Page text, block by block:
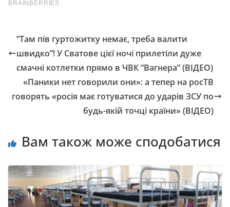
“Там пів гуртожитку немає, треба валити
швидко”! У Сватове цієї ночі прилетіли дуже
смачні котлетки прямо в ЧВК “Вагнера” (ВІДЕО)
«Паники нет говорили они»: а тепер на росТВ
говорять «росія має готуватися до ударів ЗСУ по
будь-якій точці країни» (ВІДЕО)
Вам також може сподобатися